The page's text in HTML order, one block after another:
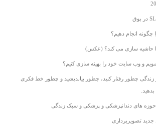
انجام دهیم؟
سازی می کند؟ (عکس)
و وب سایت خود را بهینه سازی کنیم؟
زندگی چطور رفتار کنید، چطور بیاندیشید و چطور خط فکری
تصویربرداری